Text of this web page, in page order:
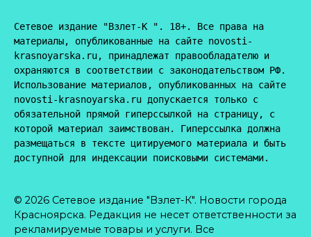
Сетевое издание "Взлет-К ". 18+. Все права на
материалы, опубликованные на сайте novosti-
krasnoyarska.ru, принадлежат правообладателю и
охраняются в соответствии с законодательством РФ.
Использование материалов, опубликованных на сайте
novosti-krasnoyarska.ru допускается только с
обязательной прямой гиперссылкой на страницу, с
которой материал заимствован. Гиперссылка должна
размещаться в тексте цитируемого материала и быть
доступной для индексации поисковыми системами.
© 2026 Сетевое издание "Взлет-К". Новости города
Красноярска. Редакция не несет ответственности за
рекламируемые товары и услуги. Все